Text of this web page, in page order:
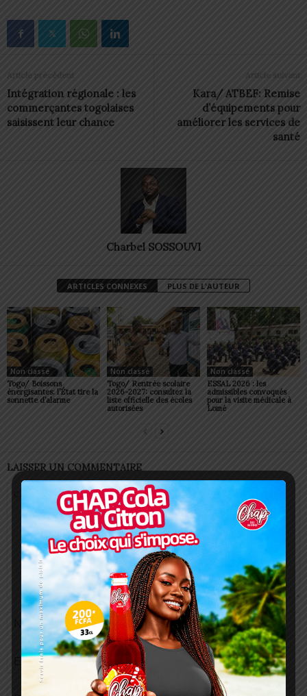
Article précédent
Intégration régionale : les
commerçantes togolaises
saisissent leur chance
Article suivant
Kara/ ATBEF: Remise
d’équipements pour
améliorer les services de
santé
Charbel SOSSOUVI
ARTICLES CONNEXES PLUS DE L'AUTEUR
Non classé
Togo/ Boissons
énergisantes: l’État tire la
sonnette d’alarme
Non classé
Togo/ Rentrée scolaire
2026-2027: consultez la
liste officielle des écoles
autorisées
Non classé
ESSAL 2026 : les
admissibles convoqués
pour la visite médicale à
Lomé
LAISSER UN COMMENTAIRE